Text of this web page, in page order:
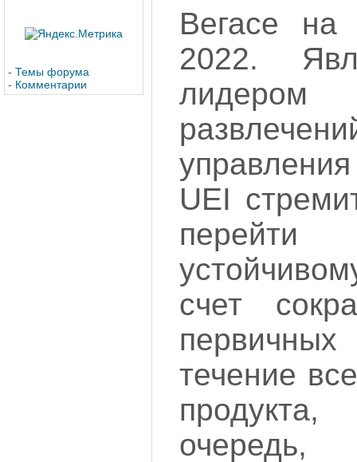
- Темы форума
- Комментарии
Вегасе на
2022.
UEI
счет
течение